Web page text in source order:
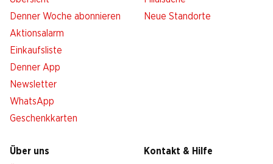
Denner Woche abonnieren
Aktionsalarm
Einkaufsliste
Denner App
Newsletter
WhatsApp
Geschenkkarten
Neue Standorte
Über uns
Kontakt & Hilfe